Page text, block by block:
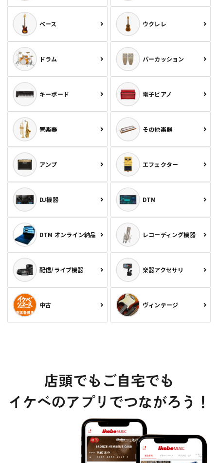
ベース ウクレレ
ドラム パーカッション
キーボード 電子ピアノ
管楽器 その他楽器
アンプ エフェクター
DJ機器 DTM
DTM オンライン納品 レコーディング機器
配信/ライブ機器 楽器アクセサリ
中古 ヴィンテージ